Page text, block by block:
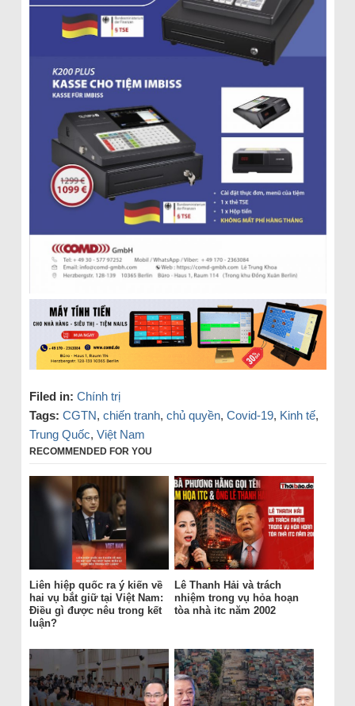
Filed in: Chính trị
Tags: CGTN, chiến tranh, chủ quyền, Covid-19, Kinh tế,
Trung Quốc, Việt Nam
RECOMMENDED FOR YOU
Liên hiệp quốc ra ý kiến về
hai vụ bắt giữ tại Việt Nam:
Điều gì được nêu trong kết
luận?
Lê Thanh Hải và trách
nhiệm trong vụ hỏa hoạn
tòa nhà itc năm 2002